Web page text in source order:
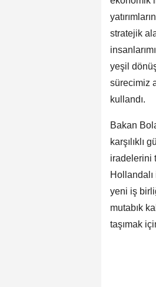
stratejik
yeşil
sürecimiz
kullandı.
Bakan
karşılıklı
iradelerini
yeni iş
mutabık
taşımak